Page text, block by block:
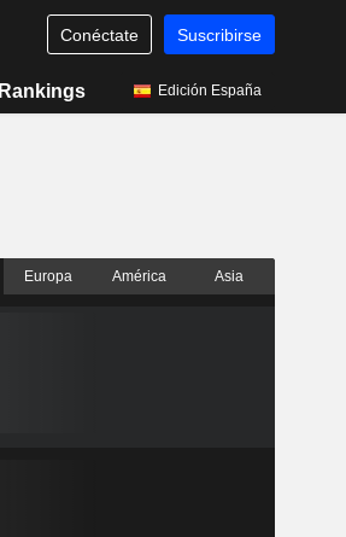
Conéctate Suscribirse
Rankings Edición España
Europa América Asia